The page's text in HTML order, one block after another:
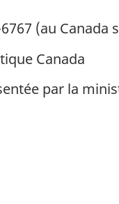
(au
Canada
par la